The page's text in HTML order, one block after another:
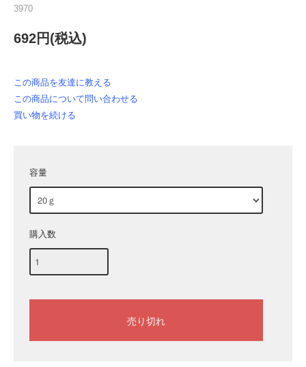
3970
692円(税込)
この商品を友達に教える
この商品について問い合わせる
買い物を続ける
容量
購入数